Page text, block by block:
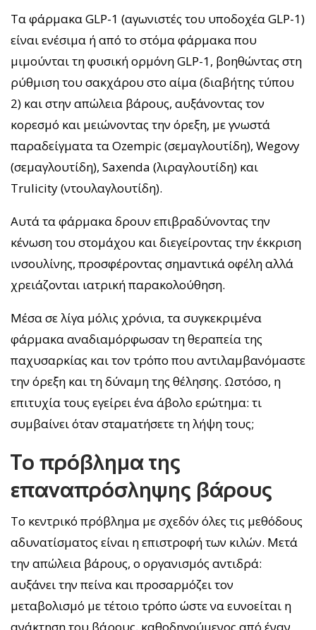
Τα φάρμακα GLP-1 (αγωνιστές του υποδοχέα GLP-1)
είναι ενέσιμα ή από το στόμα φάρμακα που
μιμούνται τη φυσική ορμόνη GLP-1, βοηθώντας στη
ρύθμιση του σακχάρου στο αίμα (διαβήτης τύπου
2) και στην απώλεια βάρους, αυξάνοντας τον
κορεσμό και μειώνοντας την όρεξη, με γνωστά
παραδείγματα τα Ozempic (σεμαγλουτίδη), Wegovy
(σεμαγλουτίδη), Saxenda (λιραγλουτίδη) και
Trulicity (ντουλαγλουτίδη).
Αυτά τα φάρμακα δρουν επιβραδύνοντας την
κένωση του στομάχου και διεγείροντας την έκκριση
ινσουλίνης, προσφέροντας σημαντικά οφέλη αλλά
χρειάζονται ιατρική παρακολούθηση.
Μέσα σε λίγα μόλις χρόνια, τα συγκεκριμένα
φάρμακα αναδιαμόρφωσαν τη θεραπεία της
παχυσαρκίας και τον τρόπο που αντιλαμβανόμαστε
την όρεξη και τη δύναμη της θέλησης. Ωστόσο, η
επιτυχία τους εγείρει ένα άβολο ερώτημα: τι
συμβαίνει όταν σταματήσετε τη λήψη τους;
Το πρόβλημα της
επαναπρόσληψης βάρους
Το κεντρικό πρόβλημα με σχεδόν όλες τις μεθόδους
αδυνατίσματος είναι η επιστροφή των κιλών. Μετά
την απώλεια βάρους, ο οργανισμός αντιδρά:
αυξάνει την πείνα και προσαρμόζει τον
μεταβολισμό με τέτοιο τρόπο ώστε να ευνοείται η
ανάκτηση του βάρους, καθοδηγούμενος από έναν